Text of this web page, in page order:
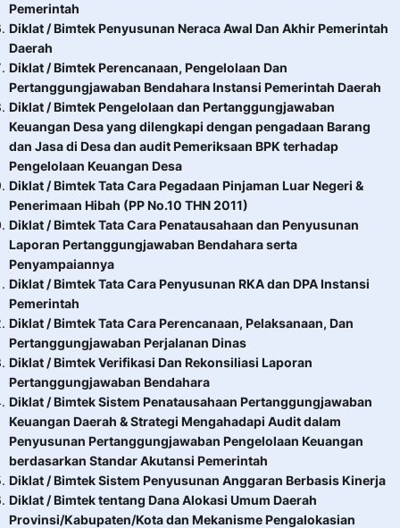
Pemerintah
Diklat / Bimtek Penyusunan Neraca Awal Dan Akhir Pemerintah
Daerah
Diklat / Bimtek Perencanaan, Pengelolaan Dan
Pertanggungjawaban Bendahara Instansi Pemerintah Daerah
Diklat / Bimtek Pengelolaan dan Pertanggungjawaban
Keuangan Desa yang dilengkapi dengan pengadaan Barang
dan Jasa di Desa dan audit Pemeriksaan BPK terhadap
Pengelolaan Keuangan Desa
Diklat / Bimtek Tata Cara Pegadaan Pinjaman Luar Negeri &
Penerimaan Hibah (PP No.10 THN 2011)
Diklat / Bimtek Tata Cara Penatausahaan dan Penyusunan
Laporan Pertanggungjawaban Bendahara serta
Penyampaiannya
Diklat / Bimtek Tata Cara Penyusunan RKA dan DPA Instansi
Pemerintah
Diklat / Bimtek Tata Cara Perencanaan, Pelaksanaan, Dan
Pertanggungjawaban Perjalanan Dinas
Diklat / Bimtek Verifikasi Dan Rekonsiliasi Laporan
Pertanggungjawaban Bendahara
Diklat / Bimtek Sistem Penatausahaan Pertanggungjawaban
Keuangan Daerah & Strategi Mengahadapi Audit dalam
Penyusunan Pertanggungjawaban Pengelolaan Keuangan
berdasarkan Standar Akutansi Pemerintah
Diklat / Bimtek Sistem Penyusunan Anggaran Berbasis Kinerja
Diklat / Bimtek tentang Dana Alokasi Umum Daerah
Provinsi/Kabupaten/Kota dan Mekanisme Pengalokasian